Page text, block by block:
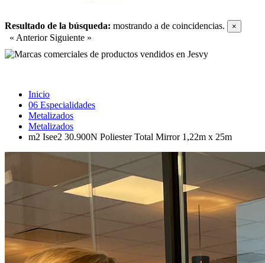
Resultado de la búsqueda: mostrando a de coincidencias. ×
« Anterior Siguiente »
Inicio
06 Especialidades
Metalizados
Metalizados
m2 Isee2 30.900N Poliester Total Mirror 1,22m x 25m